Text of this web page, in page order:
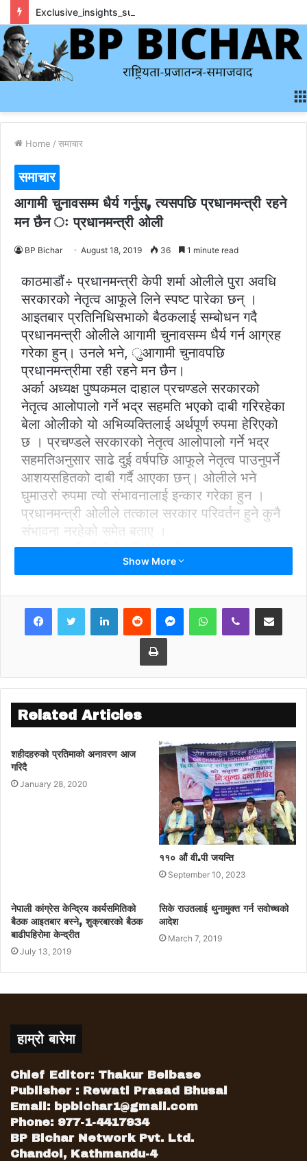
Home / समाचार
समाचार
आगामी चुनावसम्म धैर्य गर्नुस्, त्यसपछि प्रधानमन्‍त्री रहने
मन छैन ः प्रधानमन्त्री ‌‌ओली
BP Bichar August 18, 2019 36 1 minute read
काठमाडौं÷ प्रधानमन्त्री केपी शर्मा ओलीले पुरा अवधि
सरकारको नेतृत्व आफूले लिने स्पष्ट पारेका छन् ।
आइतबार प्रतिनिधिसभाको बैठकलाई सम्बोधन गदै
प्रधानमन्त्री ओलीले आगामी चुनावसम्म धैर्य गर्न आग्रह
गरेका हुन्। उनले भने, ुआगामी चुनावपछि
प्रधानमन्‍त्रीमा रही रहने मन छैन।
अर्का अध्यक्ष पुष्पकमल दाहाल प्रचण्डले सरकारको
नेतृत्व आलोपालो गर्ने भद्र सहमति भएको दाबी गरिरहेका
बेला ओलीको यो अभिव्यक्तिलाई अर्थपूर्ण रुपमा हेरिएको
छ । प्रचण्डले सरकारको नेतृत्व आलोपालो गर्ने भद्र
सहमतिअनुसार साढे दुई वर्षपछि आफूले नेतृत्व पाउनुपर्ने
आशयसहितको दाबी गर्दै आएका छन्। ओलीले भने
घुमाउरो रुपमा त्यो संभावनालाई इन्कार गरेका हुन ।
प्रधानमन्त्री ओलीले तत्काल सरकार परिवर्तन हुने कुनै
संभावना नरहेको समेत बताए ।
प्रधानमन्त्री ओलीले संविधान, लोकतन्त्र, गणतन्त्र,
संघीयता र जनताको शासन विरोधी क्रियाकलापहरु
उनले भने, चिहानमा गएर हड्डी फुकेर त्यो संस्था
फर्काउँछु भन्ने खालका परिकल्पना गरेर उफ्रिरहेको
देखिन्छ। यो बेमौसमको बाजा नबजाए हुन्थ्यो। ती
शक्तिहरु जिउँदै हुँदा तिनलाई हामीले ठेगना लगाएका
हौं।
Show More
LinkedInReddit MessengerWhatsAppViber Share via Email
Print
Related Articles
शहीदहरुको प्रतिमाको अनावरण आज
गरिदै
January 28, 2020
११० औं वी.पी जयन्ति
September 10, 2023
नेपाली कांग्रेस केन्द्रिय कार्यसमितिको
बैठक आइतबार बस्ने, शुक्रबारको बैठक
बाढीपहिरोमा केन्द्रीत
July 13, 2019
सिके राउतलाई थुनामुक्त गर्न सवोच्चको
आदेश
March 7, 2019
हाम्रो बारेमा
Chief Editor: Thakur Belbase
Publisher : Rewati Prasad Bhusal
Email: bpbichar1@gmail.com
Phone: 977-1-4417934
BP Bichar Network Pvt. Ltd.
Chandol, Kathmandu-4